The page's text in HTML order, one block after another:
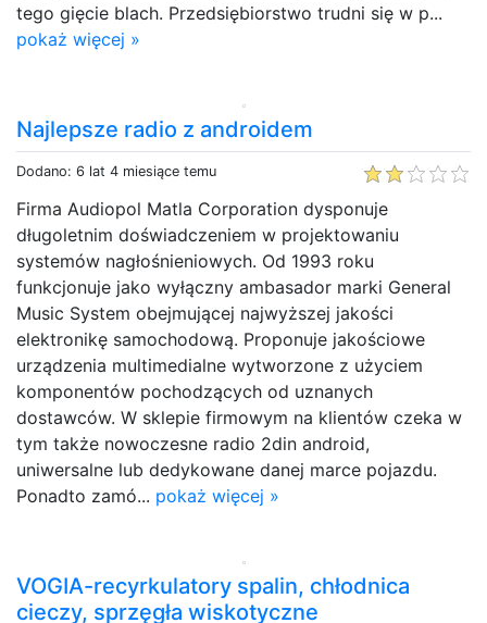
tego gięcie blach. Przedsiębiorstwo trudni się w p...
pokaż więcej »
Najlepsze radio z androidem
Dodano: 6 lat 4 miesiące temu
Firma Audiopol Matla Corporation dysponuje
długoletnim doświadczeniem w projektowaniu
systemów nagłośnieniowych. Od 1993 roku
funkcjonuje jako wyłączny ambasador marki General
Music System obejmującej najwyższej jakości
elektronikę samochodową. Proponuje jakościowe
urządzenia multimedialne wytworzone z użyciem
komponentów pochodzących od uznanych
dostawców. W sklepie firmowym na klientów czeka w
tym także nowoczesne radio 2din android,
uniwersalne lub dedykowane danej marce pojazdu.
Ponadto zamó... pokaż więcej »
VOGIA-recyrkulatory spalin, chłodnica
cieczy, sprzęgła wiskotyczne